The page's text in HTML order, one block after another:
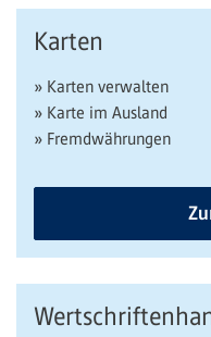
Karten
» Karten verwalten
» Karte im Ausland
» Fremdwährungen